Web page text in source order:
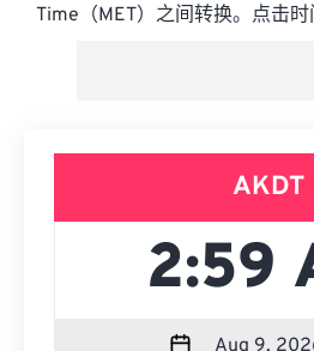
Time（MET）之间转换。点击时
AKDT